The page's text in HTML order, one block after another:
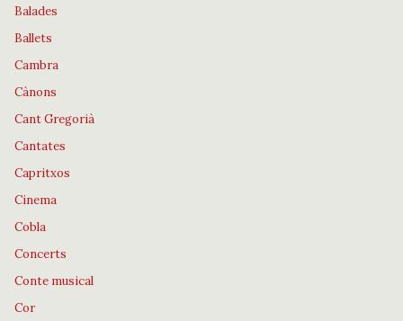
Balades
Ballets
Cambra
Cànons
Cant Gregorià
Cantates
Capritxos
Cinema
Cobla
Concerts
Conte musical
Cor